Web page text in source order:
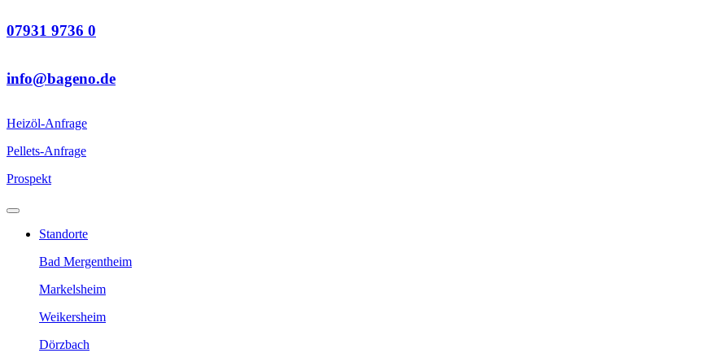
07931 9736 0
info@bageno.de
Heizöl-Anfrage
Pellets-Anfrage
Prospekt
Standorte
Bad Mergentheim
Markelsheim
Weikersheim
Dörzbach